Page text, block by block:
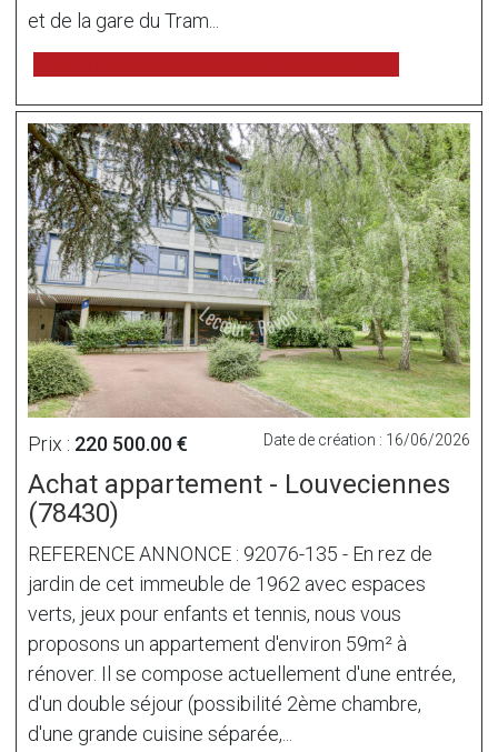
et de la gare du Tram...
Prix : 220 500.00 € Date de création : 16/06/2026
Achat appartement - Louveciennes
(78430)
REFERENCE ANNONCE : 92076-135 - En rez de
jardin de cet immeuble de 1962 avec espaces
verts, jeux pour enfants et tennis, nous vous
proposons un appartement d'environ 59m² à
rénover. Il se compose actuellement d'une entrée,
d'un double séjour (possibilité 2ème chambre,
d'une grande cuisine séparée,...